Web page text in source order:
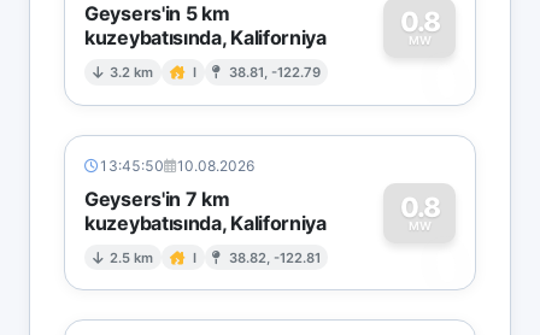
Geysers'in 5 km
kuzeybatısında, Kaliforniya
3.2 km I 38.81, -122.79
0.8
MW
0
13:45:50 10.08.2026
Geysers'in 7 km
kuzeybatısında, Kaliforniya
2.5 km I 38.82, -122.81
0.8
MW
0